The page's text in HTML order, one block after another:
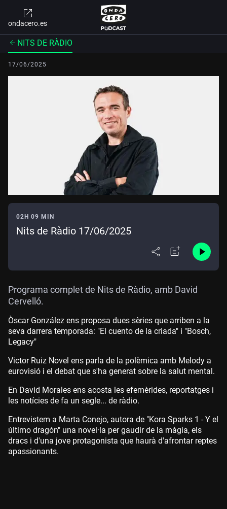
ondacero.es
NITS DE RÀDIO
17/06/2025
02H 09 MIN
Nits de Ràdio 17/06/2025
Programa complet de Nits de Ràdio, amb David
Cervelló.
Òscar González ens proposa dues sèries que arriben a la
seva darrera temporada: "El cuento de la criada" i "Bosch,
Legacy"
Victor Ruiz Novel ens parla de la polèmica amb Melody a
eurovisió i el debat que s'ha generat sobre la salut mental.
En David Morales ens acosta les efemèrides, reportatges i
les notícies de fa un segle... de ràdio.
Entrevistem a Marta Conejo, autora de "Kora Sparks 1 - Y el
último dragón" una novel·la per gaudir de la màgia, els
dracs i d'una jove protagonista que haurà d'afrontar reptes
apassionants.